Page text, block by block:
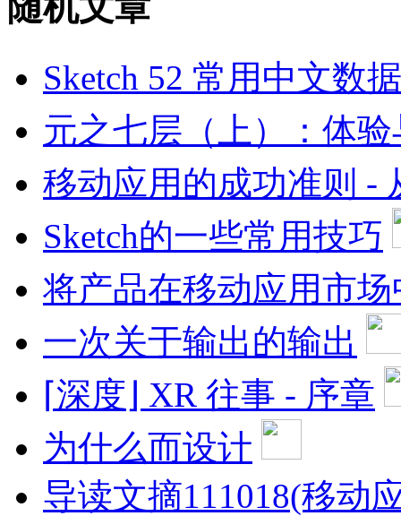
Sketch 52 常用中文数
元之七层（上）：体
移动应用的成功准则 -
Sketch的一些常用技巧
将产品在移动应用市
一次关于输出的输出
⌈深度⌋ XR 往事 - 序章
为什么而设计
导读文摘111018(移动